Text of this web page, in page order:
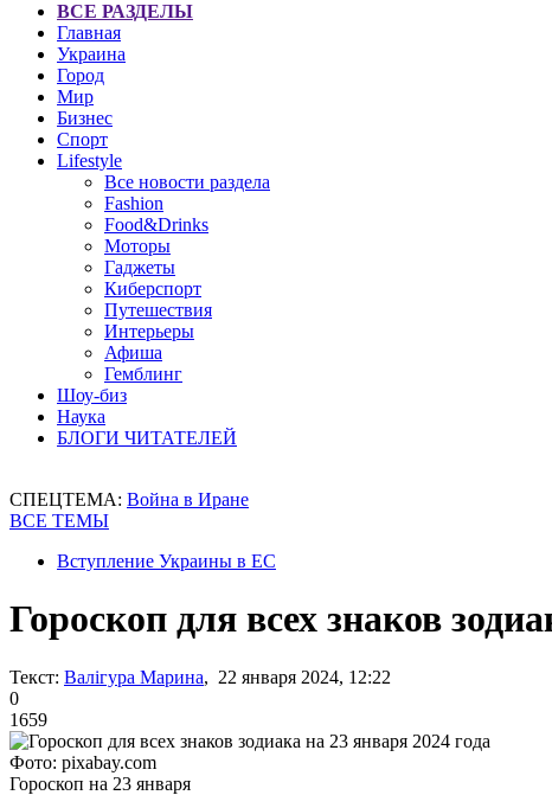
ВСЕ РАЗДЕЛЫ
Главная
Украина
Город
Мир
Бизнес
Спорт
Lifestyle
Все новости раздела
Fashion
Food&Drinks
Моторы
Гаджеты
Киберспорт
Путешествия
Интерьеры
Афиша
Гемблинг
Шоу-биз
Наука
БЛОГИ ЧИТАТЕЛЕЙ
СПЕЦТЕМА: Война в Иране
ВСЕ ТЕМЫ
Вступление Украины в ЕС
Гороскоп для всех знаков
Текст: Валігура Марина, 22 января 2024, 12:22
0
1659
Фото: pixabay.com
Гороскоп на 23 января